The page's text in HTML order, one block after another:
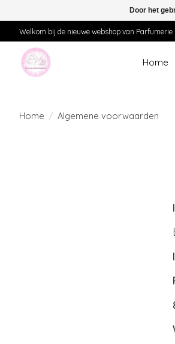
Welkom bij de nieuwe webshop van Parfumerie
Home
Home / Algemene voorwaarden
Door het